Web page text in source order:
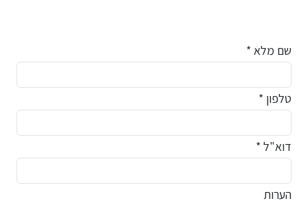
שם מלא *
טלפון *
דוא"ל *
הערות